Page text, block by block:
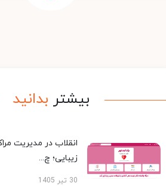
بیشتر بدانید
انقلاب در مدیریت
زیبایی؛ چ...
30 تیر 1405